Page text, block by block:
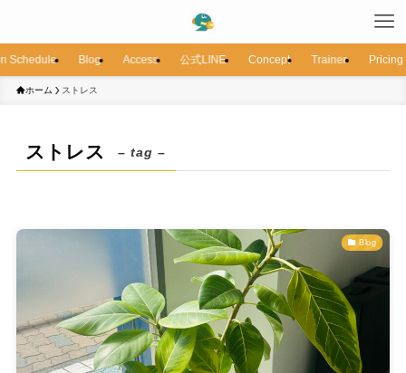
Schedule Blog Access 公式LINE Concept Trainer Pricing
ホーム ストレス
ストレス – tag –
Blog